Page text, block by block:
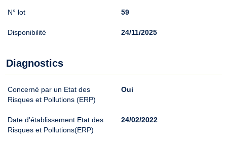
N° lot 59
Disponibilité 24/11/2025
Diagnostics
Concerné par un Etat des
Risques et Pollutions (ERP)
Oui
Date d'établissement Etat des
Risques et Pollutions(ERP)
24/02/2022